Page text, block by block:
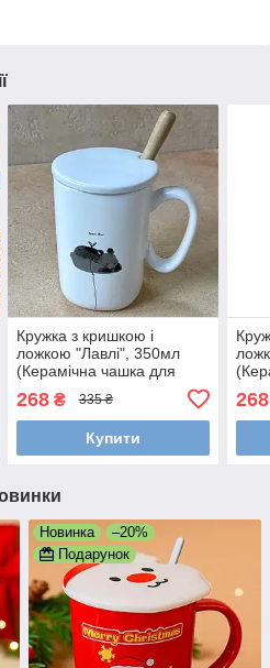
Кружка з кришкою і
ложкою "Лавлі", 350мл
(Керамічна чашка для
268₴ 335 ₴
Купити
268
Новинка
–20%
Подарунок